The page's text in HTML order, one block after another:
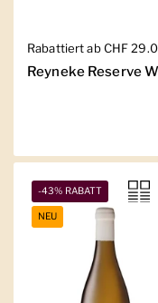
Regulärer Preis
Rabattiert ab CHF
Reyneke Reserve
-43% RABATT
NEU